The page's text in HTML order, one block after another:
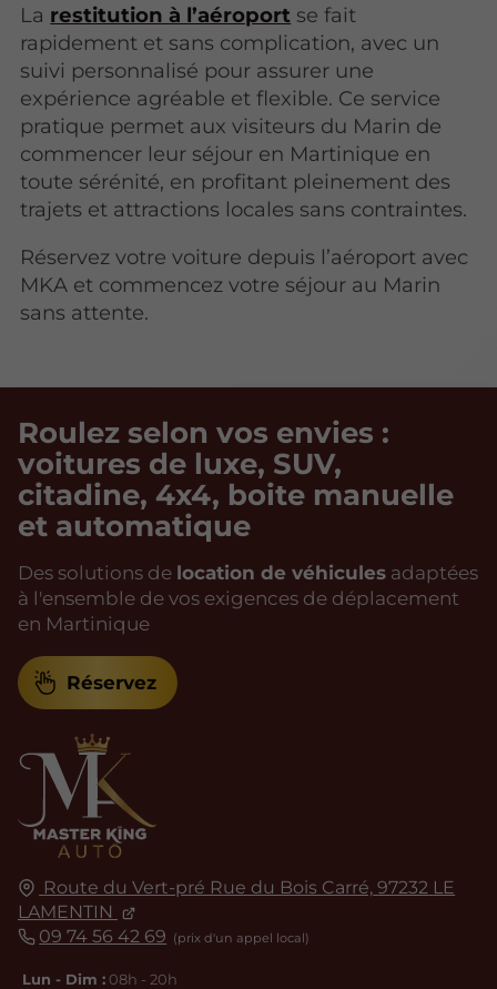
La restitution à l’aéroport se fait
rapidement et sans complication, avec un
suivi personnalisé pour assurer une
expérience agréable et flexible. Ce service
pratique permet aux visiteurs du Marin de
commencer leur séjour en Martinique en
toute sérénité, en profitant pleinement des
trajets et attractions locales sans contraintes.
Réservez votre voiture depuis l’aéroport avec
MKA et commencez votre séjour au Marin
sans attente.
Route du Vert-pré Rue du Bois Carré, 97232 LE
LAMENTIN
09 74 56 42 69
Lun - Dim : 08h - 20h
Roulez selon vos envies :
voitures de luxe, SUV,
citadine, 4x4, boite manuelle
et automatique
Des solutions de location de véhicules adaptées
à l'ensemble de vos exigences de déplacement
en Martinique
Réservez